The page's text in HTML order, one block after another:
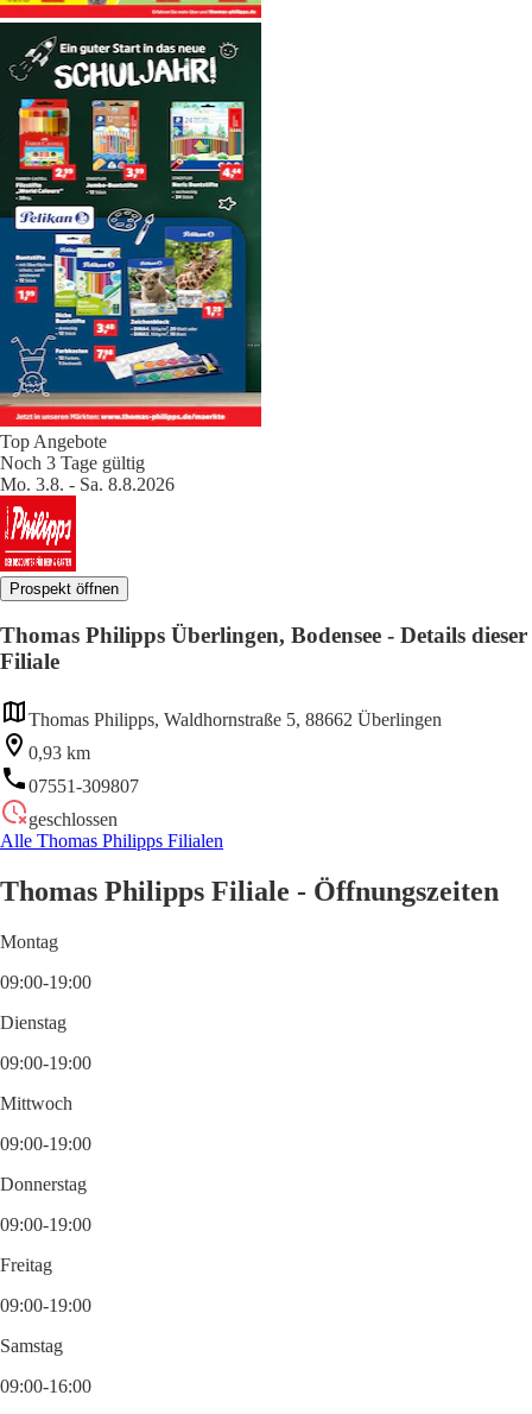
Top Angebote
Noch 3 Tage gültig
Mo. 3.8. - Sa. 8.8.2026
Prospekt öffnen
Thomas Philipps Überlingen, Bodensee - Details dieser
Filiale
Thomas Philipps, Waldhornstraße 5, 88662 Überlingen
0,93 km
07551-309807
geschlossen
Alle Thomas Philipps Filialen
Thomas Philipps Filiale - Öffnungszeiten
Montag
09:00-19:00
Dienstag
09:00-19:00
Mittwoch
09:00-19:00
Donnerstag
09:00-19:00
Freitag
09:00-19:00
Samstag
09:00-16:00